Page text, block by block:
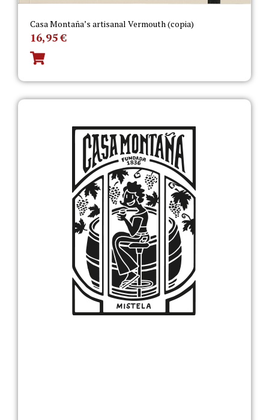
Casa Montaña’s artisanal Vermouth (copia)
16,95€